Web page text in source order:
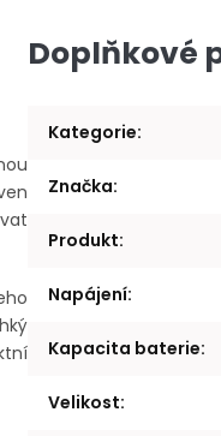
Doplňkové
Kategorie:
Značka:
Produkt:
Napájení:
Kapacita baterie:
Velikost: